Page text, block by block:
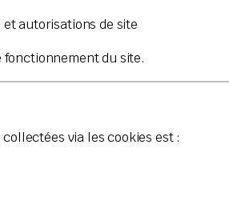
et autorisations de site
du site.
via les cookies est :